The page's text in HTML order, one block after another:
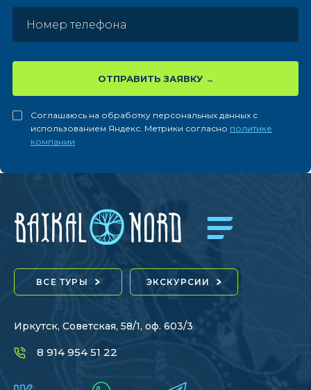
ОТПРАВИТЬ ЗАЯВКУ
Соглашаюсь на обработку персональных данных с
использованием Яндекс. Метрики согласно политике
компании
ВСЕ ТУРЫ ЭКСКУРСИИ
Иркутск, Советская, 58/1, оф. 603/3
8 914 954 51 22